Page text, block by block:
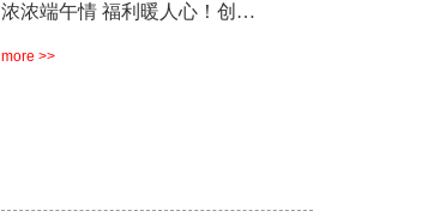
浓浓端午情 福利暖人心！创…
more >>